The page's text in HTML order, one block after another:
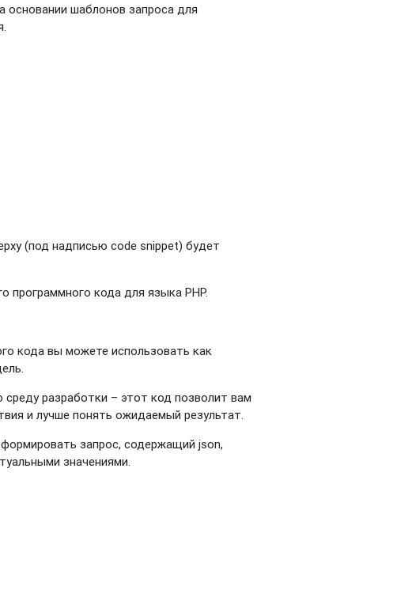
основании шаблонов запроса для
(под надписью code snippet) будет
программного кода для языка PHP.
кода вы можете использовать как
среду разработки – этот код позволит вам
и лучше понять ожидаемый результат.
запрос, содержащий json,
значениями.